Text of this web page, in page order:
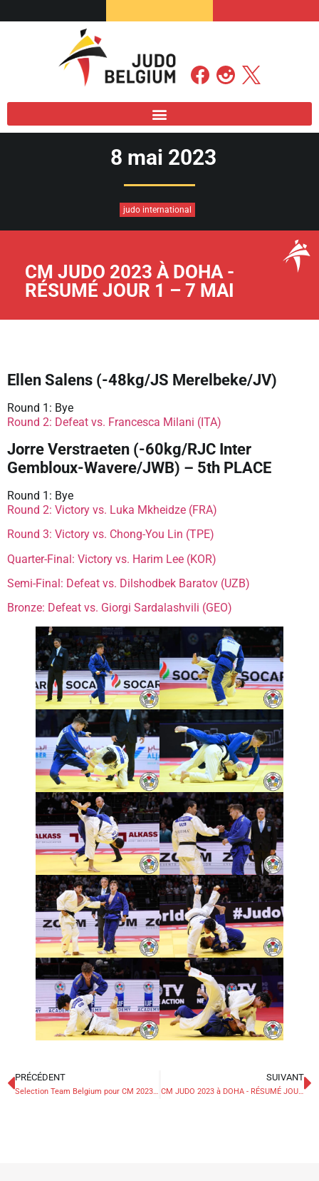
8 mai 2023
judo international
CM JUDO 2023 À DOHA -
RÉSUMÉ JOUR 1 – 7 MAI
Ellen Salens (-48kg/JS Merelbeke/JV)
Round 1: Bye
Round 2: Defeat vs. Francesca Milani (ITA)
Jorre Verstraeten (-60kg/RJC Inter
Gembloux-Wavere/JWB) – 5th PLACE
Round 1: Bye
Round 2: Victory vs. Luka Mkheidze (FRA)
Round 3: Victory vs. Chong-You Lin (TPE)
Quarter-Final: Victory vs. Harim Lee (KOR)
Semi-Final: Defeat vs. Dilshodbek Baratov (UZB)
Bronze: Defeat vs. Giorgi Sardalashvili (GEO)
PRÉCÉDENT
Selection Team Belgium pour CM 2023 à Doha
SUIVANT
CM JUDO 2023 à DOHA - RÉSUMÉ JOUR 2 – 8 mai